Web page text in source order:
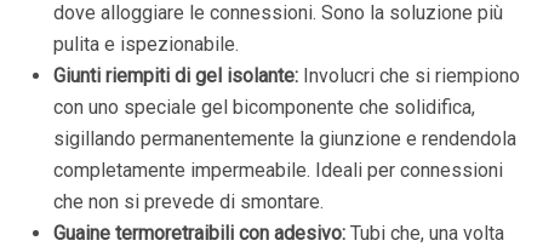
dove alloggiare le connessioni. Sono la soluzione più
pulita e ispezionabile.
Giunti riempiti di gel isolante: Involucri che si riempiono
con uno speciale gel bicomponente che solidifica,
sigillando permanentemente la giunzione e rendendola
completamente impermeabile. Ideali per connessioni
che non si prevede di smontare.
Guaine termoretraibili con adesivo: Tubi che, una volta